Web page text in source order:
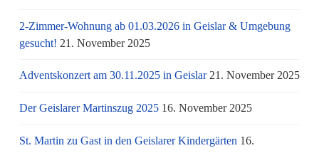
2-Zimmer-Wohnung ab 01.03.2026 in Geislar & Umgebung
gesucht! 21. November 2025
Adventskonzert am 30.11.2025 in Geislar 21. November 2025
Der Geislarer Martinszug 2025 16. November 2025
St. Martin zu Gast in den Geislarer Kindergärten 16.